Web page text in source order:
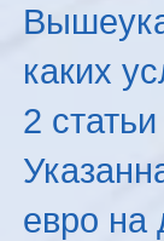
каких
2
евро на